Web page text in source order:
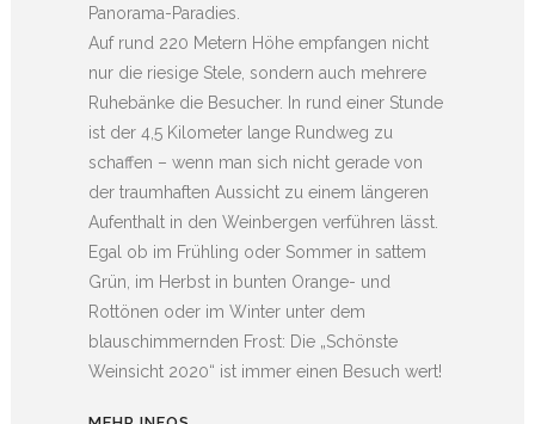
Panorama-Paradies.
Auf rund 220 Metern Höhe empfangen nicht
nur die riesige Stele, sondern auch mehrere
Ruhebänke die Besucher. In rund einer Stunde
ist der 4,5 Kilometer lange Rundweg zu
schaffen – wenn man sich nicht gerade von
der traumhaften Aussicht zu einem längeren
Aufenthalt in den Weinbergen verführen lässt.
Egal ob im Frühling oder Sommer in sattem
Grün, im Herbst in bunten Orange- und
Rottönen oder im Winter unter dem
blauschimmernden Frost: Die „Schönste
Weinsicht 2020“ ist immer einen Besuch wert!